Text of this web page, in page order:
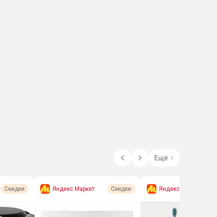
Ещё
Скидки Яндекс Маркет Скидки Яндекс Маркет